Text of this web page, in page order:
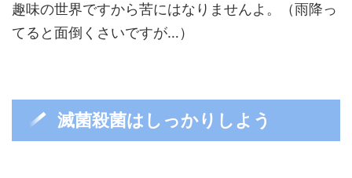
趣味の世界ですから苦にはなりませんよ。（雨降っ
てると面倒くさいですが…）
滅菌殺菌はしっかりしよう